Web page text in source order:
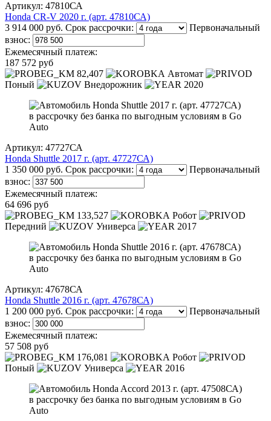
Артикул: 47810СА
Honda CR-V 2020 г. (арт. 47810СА)
3 914 000 руб. Срок рассрочки:
Первоначальный
взнос:
Ежемесячный платеж:
187 572 руб
82,407
Автомат
Поный
Внедорожник 2020
Артикул: 47727СА
Honda Shuttle 2017 г. (арт. 47727СА)
1 350 000 руб. Срок рассрочки:
Первоначальный
взнос:
Ежемесячный платеж:
64 696 руб
133,527
Робот
Передний
Универса 2017
Артикул: 47678СА
Honda Shuttle 2016 г. (арт. 47678СА)
1 200 000 руб. Срок рассрочки:
Первоначальный
взнос:
Ежемесячный платеж:
57 508 руб
176,081
Робот
Поный
Универса 2016